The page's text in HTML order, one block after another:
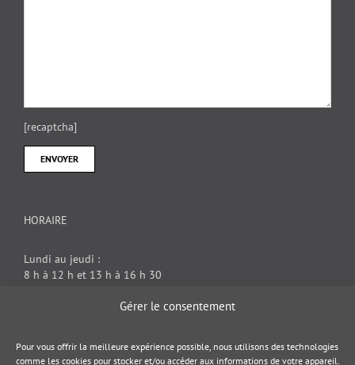
Gérer le consentement
Pour vous offrir la meilleure expérience possible, nous utilisons des technologies
comme les cookies pour stocker et/ou accéder aux informations de votre appareil.
[recaptcha]
HORAIRE
Lundi au jeudi :
8 h à 12 h et 13 h à 16 h 30
DOCUMENT JURIDIQUE